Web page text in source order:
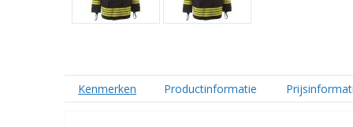
Kenmerken Productinformatie